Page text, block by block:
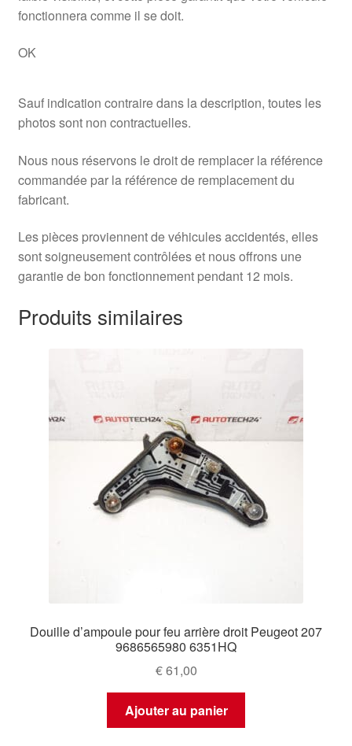
fonctionnera comme il se doit.
OK
Sauf indication contraire dans la description, toutes les
photos sont non contractuelles.
Nous nous réservons le droit de remplacer la référence
commandée par la référence de remplacement du
fabricant.
Les pièces proviennent de véhicules accidentés, elles
sont soigneusement contrôlées et nous offrons une
garantie de bon fonctionnement pendant 12 mois.
Produits similaires
Douille d’ampoule pour feu arrière droit Peugeot 207
9686565980 6351HQ
€61,00
Ajouter au panier